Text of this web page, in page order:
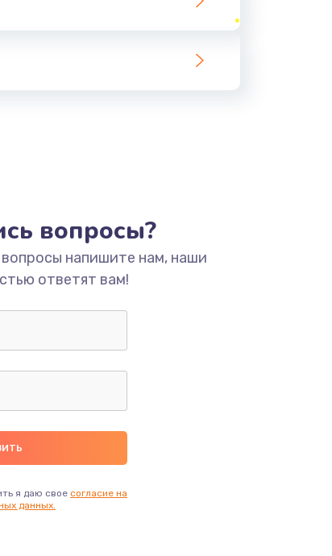
вопросы?
напишите нам, наши
ответят вам!
я даю свое согласие на
данных.